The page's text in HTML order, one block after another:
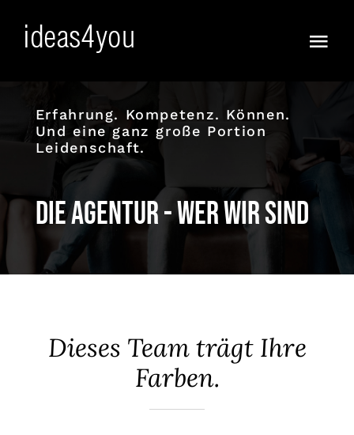
Vorfreude!
Anders
Agent(o)ur
Erfahrung. Kompetenz. Können.
Und eine ganz große Portion
Leidenschaft.
Die Agentur - Wer wir sind
Dieses Team trägt Ihre
Farben.